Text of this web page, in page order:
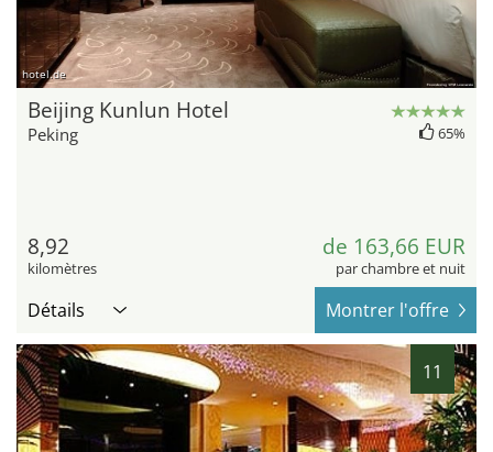
hotel.de
Beijing Kunlun Hotel
Peking 65%
8,92
kilomètres
de 163,66 EUR
par chambre et nuit
Détails Montrer l'offre
11